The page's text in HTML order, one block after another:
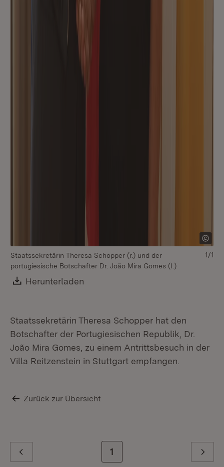
Staatssekretärin Theresa Schopper (r.) und der
portugiesische Botschafter Dr. João Mira Gomes (l.)
Download:
Herunterladen
1/1
Staatssekretärin Theresa Schopper hat den
Botschafter der Portugiesischen Republik, Dr.
João Mira Gomes, zu einem Antrittsbesuch in der
Villa Reitzenstein in Stuttgart empfangen.
Zurück zur Übersicht
Zur letzten Seite
1 Weiter